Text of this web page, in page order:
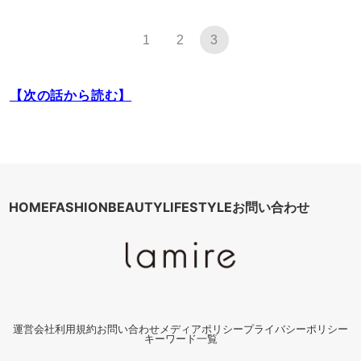
1 2 3
【次の話から読む】
HOMEFASHIONBEAUTYLIFESTYLEお問い合わせ
運営会社利用規約お問い合わせ メディアポリシープライバシーポリシー
キーワード一覧